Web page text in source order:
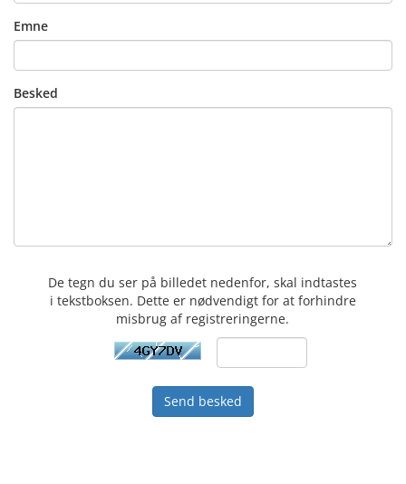
Emne
Besked
De tegn du ser på billedet nedenfor, skal indtastes
i tekstboksen. Dette er nødvendigt for at forhindre
misbrug af registreringerne.
Send besked